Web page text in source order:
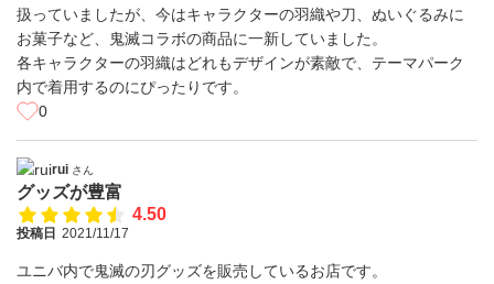
扱っていましたが、今はキャラクターの羽織や刀、ぬいぐるみに
お菓子など、鬼滅コラボの商品に一新していました。
各キャラクターの羽織はどれもデザインが素敵で、テーマパーク
内で着用するのにぴったりです。
0
rui さん
グッズが豊富
4.50
投稿日 2021/11/17
ユニバ内で鬼滅の刃グッズを販売しているお店です。